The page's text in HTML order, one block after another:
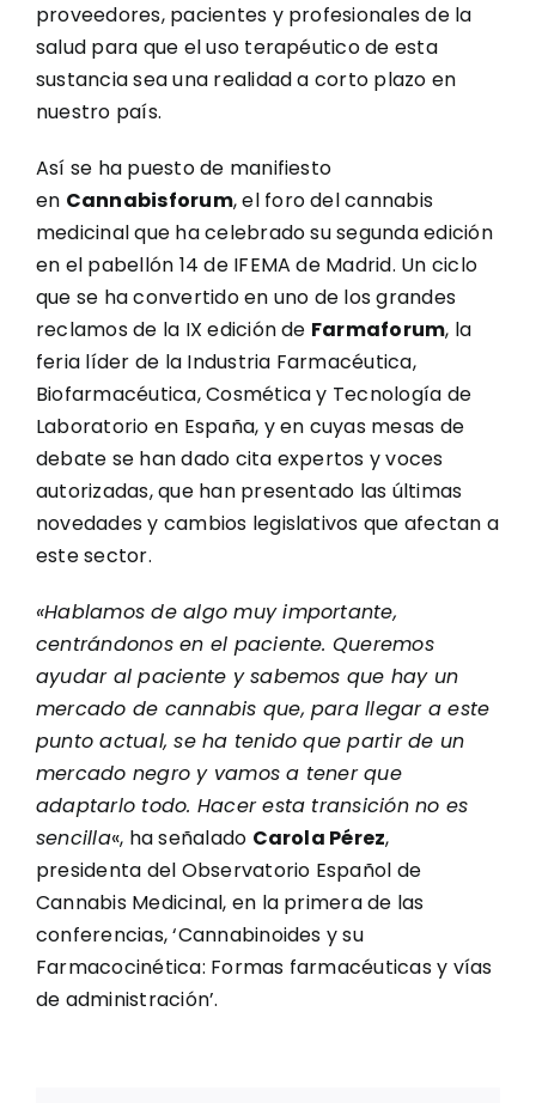
proveedores, pacientes y profesionales de la
salud para que el uso terapéutico de esta
sustancia sea una realidad a corto plazo en
nuestro país.
Así se ha puesto de manifiesto
en Cannabisforum, el foro del cannabis
medicinal que ha celebrado su segunda edición
en el pabellón 14 de IFEMA de Madrid. Un ciclo
que se ha convertido en uno de los grandes
reclamos de la IX edición de Farmaforum, la
feria líder de la Industria Farmacéutica,
Biofarmacéutica, Cosmética y Tecnología de
Laboratorio en España, y en cuyas mesas de
debate se han dado cita expertos y voces
autorizadas, que han presentado las últimas
novedades y cambios legislativos que afectan a
este sector.
«Hablamos de algo muy importante,
centrándonos en el paciente. Queremos
ayudar al paciente y sabemos que hay un
mercado de cannabis que, para llegar a este
punto actual, se ha tenido que partir de un
mercado negro y vamos a tener que
adaptarlo todo. Hacer esta transición no es
sencilla«, ha señalado Carola Pérez,
presidenta del Observatorio Español de
Cannabis Medicinal, en la primera de las
conferencias, ‘Cannabinoides y su
Farmacocinética: Formas farmacéuticas y vías
de administración’.